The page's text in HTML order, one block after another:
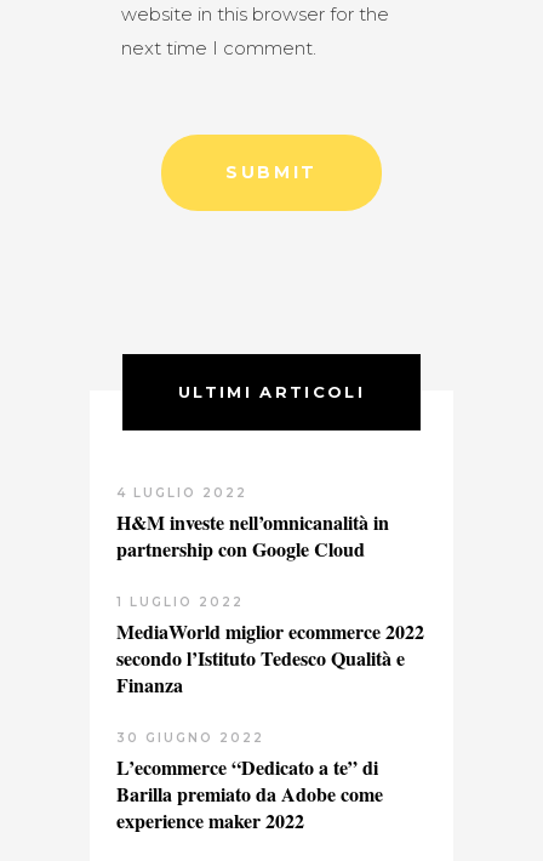
website in this browser for the
next time I comment.
ULTIMI ARTICOLI
4 LUGLIO 2022
H&M investe nell’omnicanalità in
partnership con Google Cloud
1 LUGLIO 2022
MediaWorld miglior ecommerce 2022
secondo l’Istituto Tedesco Qualità e
Finanza
30 GIUGNO 2022
L’ecommerce “Dedicato a te” di
Barilla premiato da Adobe come
experience maker 2022